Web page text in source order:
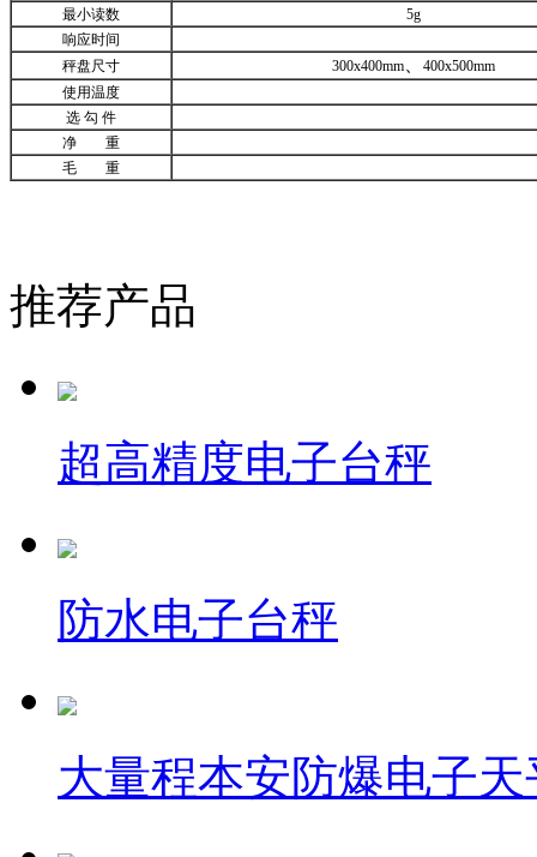
最小读数
5g
响应时间
秤盘尺寸
300x400mm、
400x500mm
使用温度
选 勾 件
净 重
毛 重
推荐产品
超高精度电子台秤
防水电子台秤
大量程本安防爆电子天